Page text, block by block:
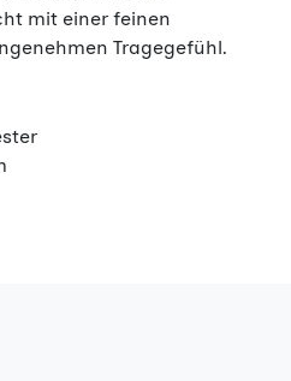
mit einer feinen
Tragegefühl.